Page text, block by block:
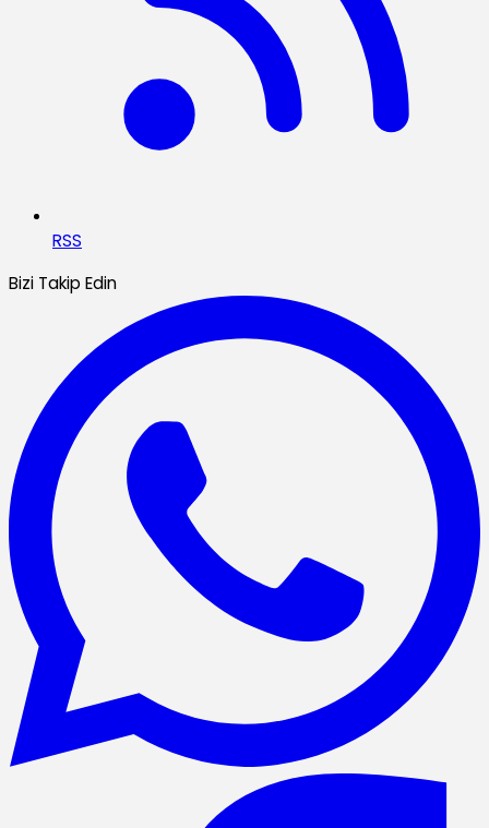
RSS
Bizi Takip Edin